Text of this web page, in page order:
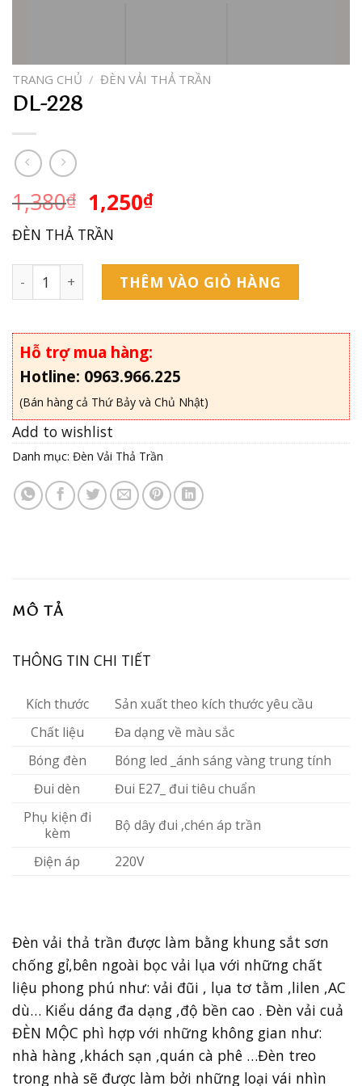
TRANG CHỦ / ĐÈN VẢI THẢ TRẦN
DL-228
1,380₫ 1,250₫
ĐÈN THẢ TRẦN
DL-228 số lượng THÊM VÀO GIỎ HÀNG
Hỗ trợ mua hàng:
Hotline: 0963.966.225
(Bán hàng cả Thứ Bảy và Chủ Nhật)
Add to wishlist
Danh mục: Đèn Vải Thả Trần
MÔ TẢ
THÔNG TIN CHI TIẾT
Kích thước
Sản xuất theo kích thước yêu cầu
Chất liệu
Đa dạng về màu sắc
Bóng đèn
Bóng led _ánh sáng vàng trung tính
Đui dèn
Đui E27_ đui tiêu chuẩn
Phụ kiện đi
kèm
Bộ dây đui ,chén áp trần
Điện áp 220V
Đèn vải thả trần được làm bằng khung sắt sơn
chống gỉ,bên ngoài bọc vải lụa với những chất
liệu phong phú như: vải đũi , lụa tơ tằm ,lilen ,AC
dù… Kiểu dáng đa dạng ,độ bền cao . Đèn vải cuả
ĐÈN MỘC phì hợp với những không gian như:
nhà hàng ,khách sạn ,quán cà phê …Đèn treo
trong nhà sẽ được làm bởi những loại vái nhìn